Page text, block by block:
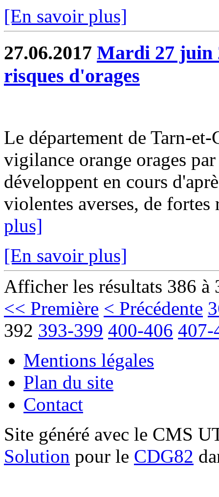
[En savoir plus]
27.06.2017 Mardi 27 juin
risques d'orages
Le département de Tarn-
vigilance orange orages
développent en cours
violentes averses, de fortes
plus]
[En savoir plus]
Afficher les résultats 386 à
<< Première < Précédente
392 393-399 400-406 407-
Mentions légales
Plan du site
Contact
Site généré avec le CMS
Solution pour le CDG82